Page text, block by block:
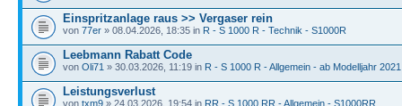
Einspritzanlage raus >> Vergaser rein
von 77er » 08.04.2026, 18:35 in R - S 1000 R - Technik - S1000R
Leebmann Rabatt Code
von Oli71 » 30.03.2026, 11:19 in R - S 1000 R - Allgemein - ab Modelljahr 2021
Leistungsverlust
von txm9 » 24.03.2026, 19:54 in RR - S 1000 RR - Allgemein - S1000RR